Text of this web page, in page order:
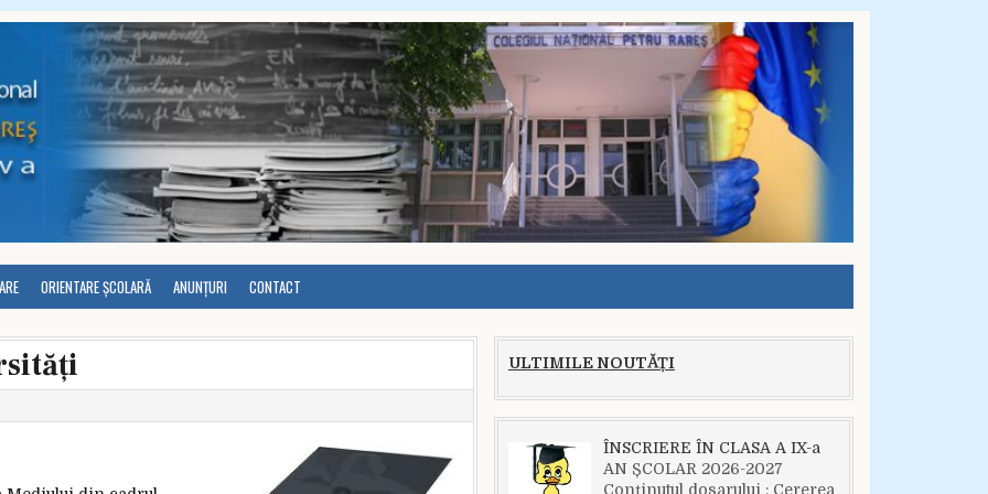
ORIENTARE ȘCOLARĂ ANUNȚURI CONTACT
ULTIMILE NOUTĂȚI
ÎNSCRIERE ÎN CLASA A IX-a
AN ȘCOLAR 2026-2027
Conținutul dosarului : Cererea